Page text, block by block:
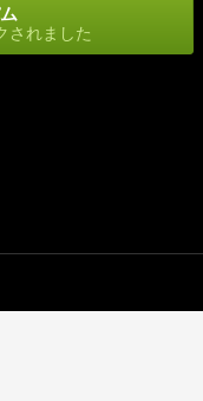
されました